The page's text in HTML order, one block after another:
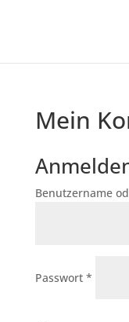
Mein
Benutzername
Passwort *